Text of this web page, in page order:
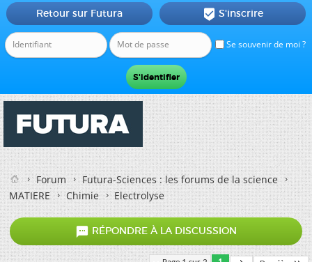
Se souvenir de moi ?
Retour sur Futura  S'inscrire
Forum
Futura-Sciences : les forums de la science
MATIERE
Chimie Electrolyse
 RÉPONDRE À LA DISCUSSION